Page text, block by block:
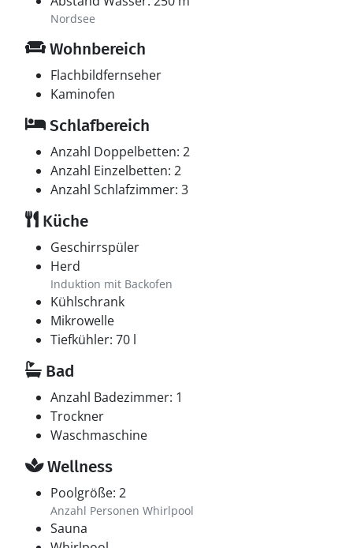
Nordsee
Wohnbereich
Flachbildfernseher
Kaminofen
Schlafbereich
Anzahl Doppelbetten: 2
Anzahl Einzelbetten: 2
Anzahl Schlafzimmer: 3
Küche
Geschirrspüler
Herd
Induktion mit Backofen
Kühlschrank
Mikrowelle
Tiefkühler: 70 l
Bad
Anzahl Badezimmer: 1
Trockner
Waschmaschine
Wellness
Poolgröße: 2
Anzahl Personen Whirlpool
Sauna